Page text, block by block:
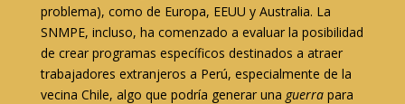
problema), como de Europa, EEUU y Australia. La
SNMPE, incluso, ha comenzado a evaluar la posibilidad
de crear programas específicos destinados a atraer
trabajadores extranjeros a Perú, especialmente de la
vecina Chile, algo que podría generar una guerrapara